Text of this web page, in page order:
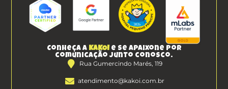
Conheça a KAKOI e se apaixone por
comunicação junto conosco.
Rua Gumercindo Marés, 119
atendimento@kakoi.com.br